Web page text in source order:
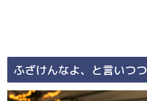
ふざけんなよ、と言いつつ